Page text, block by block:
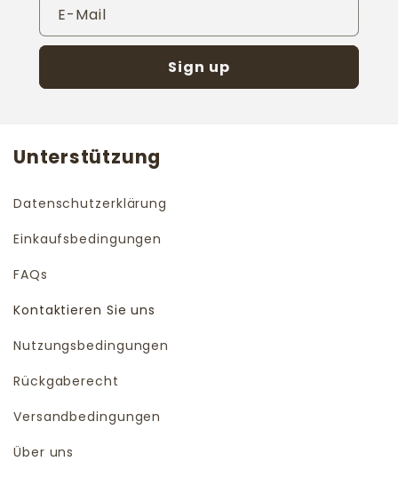
E-Mail
Sign up
Unterstützung
Datenschutzerklärung
Einkaufsbedingungen
FAQs
Kontaktieren Sie uns
Nutzungsbedingungen
Rückgaberecht
Versandbedingungen
Über uns